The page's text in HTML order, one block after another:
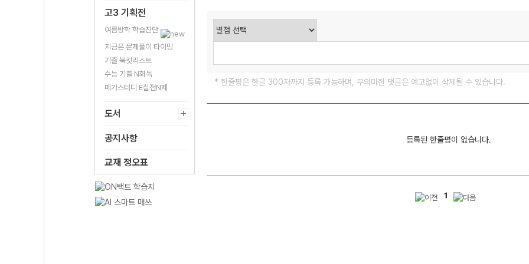
고3 기획전
여름방학 학습진단
지금은 문제풀이 타이밍
기출 북킷리스트
수능 기출 N회독
메가스터디 E실전N제
도서
공지사항
교재 정오표
* 한줄평은 한글 300자까지 등록 가능하며, 무의미한 댓글은 예고없이 삭제될 수 있습니다.
등록된 한줄평이 없습니다.
1